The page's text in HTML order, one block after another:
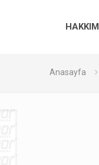
Anasayfa